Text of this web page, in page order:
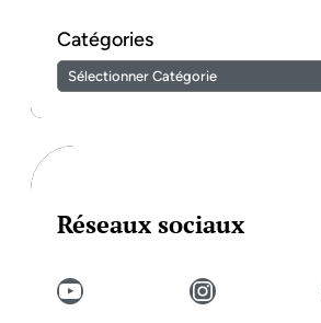
Catégories
Réseaux sociaux
YouTube Instagram